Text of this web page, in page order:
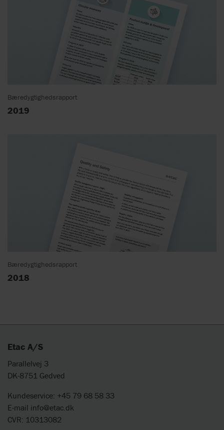
Bæredygtighedsrapport
2019
Bæredygtighedsrapport
2018
Etac A/S
Parallelvej 3
DK-8751 Gedved
Kundeservice: +45 79 68 58 33
E-mail info@etac.dk
CVR: 10313082